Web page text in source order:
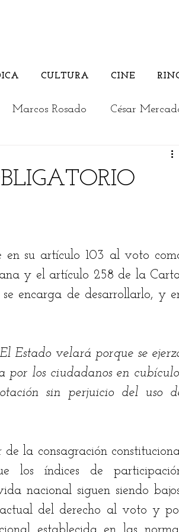
CULTURA CINE
Marcos Rosado César
Actualidad Editorial
Jairo Fontalvo Ricardo Bolaño
Odilón Adán Robles Hugo
en su artículo 103 al voto
y el artículo 258 de la
encarga de desarrollarlo, y
Estado velará porque se
los ciudadanos en
sin perjuicio del uso
la consagración
los índices de
nacional siguen siendo
del derecho al voto y